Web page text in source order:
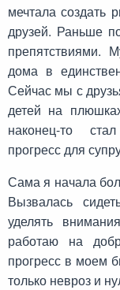
мечтала создать
друзей. Раньше
препятствиями.
дома в
Сейчас мы с
детей на
наконец-то
прогресс для
Сама я начала
Вызвалась
уделять
работаю на
прогресс в моем
только невроз и